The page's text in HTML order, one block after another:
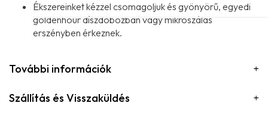
Ékszereinket kézzel csomagoljuk és gyönyörű, egyedi
goldenhour díszdobozban vagy mikroszálas
erszényben érkeznek.
További információk
Szállítás és Visszaküldés